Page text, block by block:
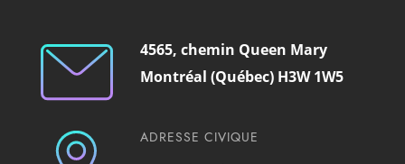
4565, chemin Queen Mary
Montréal (Québec) H3W 1W5
ADRESSE CIVIQUE